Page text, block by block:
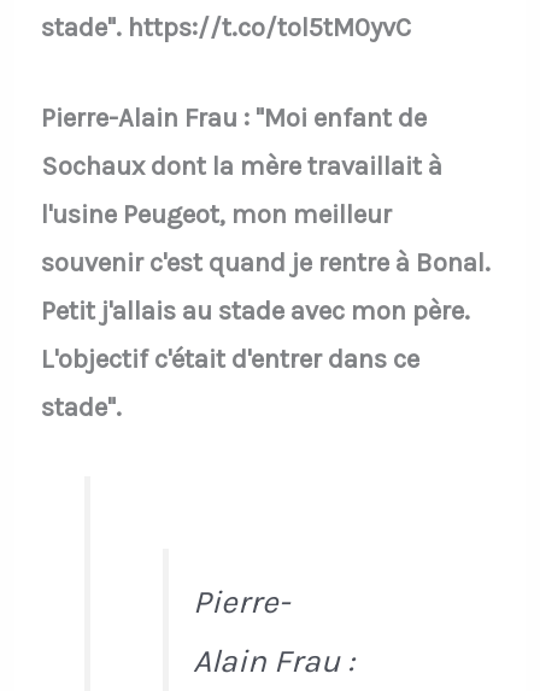
stade". https://t.co/tol5tM0yvC
Pierre-Alain Frau : "Moi enfant de
Sochaux dont la mère travaillait à
l'usine Peugeot, mon meilleur
souvenir c'est quand je rentre à Bonal.
Petit j'allais au stade avec mon père.
L'objectif c'était d'entrer dans ce
stade".
Pierre-
Alain Frau :